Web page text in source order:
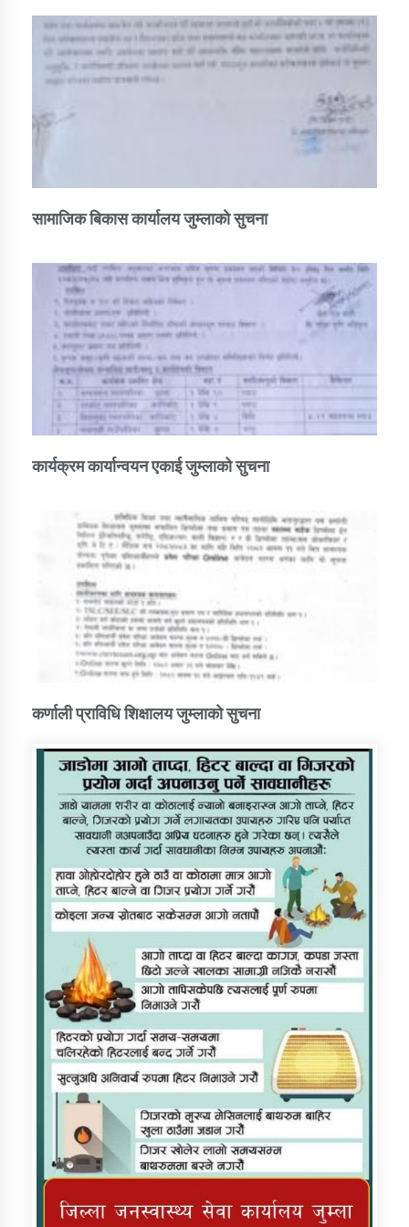
सामाजिक बिकास कार्यालय जुम्लाकाे सुचना
कार्यक्रम कार्यान्वयन एकाई जुम्लाको सुचना
कर्णाली प्राविधि शिक्षालय जुम्लाको सुचना